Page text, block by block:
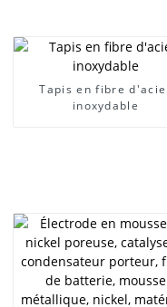
Tapis en fibre
inoxydable